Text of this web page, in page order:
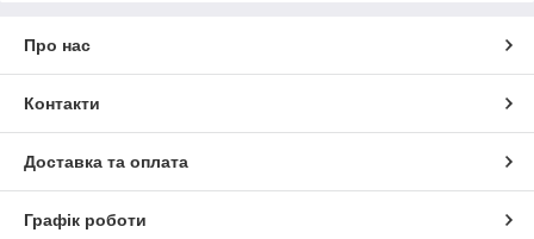
Про нас
Контакти
Доставка та оплата
Графік роботи